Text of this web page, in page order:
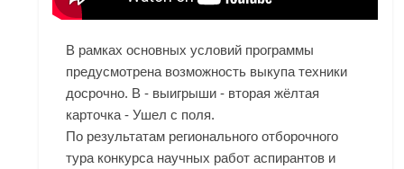
В рамках основных условий программы
предусмотрена возможность выкупа техники
досрочно. В - выигрыши - вторая жёлтая
карточка - Ушел с поля.
По результатам регионального отборочного
тура конкурса научных работ аспирантов и